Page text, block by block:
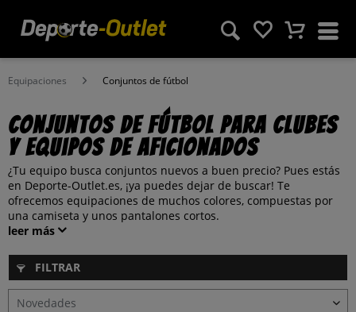
Equipaciones Conjuntos de fútbol
Conjuntos de fútbol para clubes
y equipos de aficionados
¿Tu equipo busca conjuntos nuevos a buen precio? Pues estás
en Deporte-Outlet.es, ¡ya puedes dejar de buscar! Te
ofrecemos equipaciones de muchos colores, compuestas por
una camiseta y unos pantalones cortos.
leer más
FILTRAR